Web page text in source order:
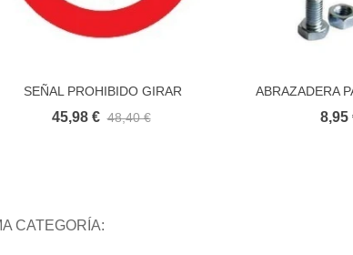
Añadir al carrito
SEÑAL PROHIBIDO GIRAR
IZQUIERDA
45,98 € 48,40 €
Añadir
ABRAZADERA
8,95
CATEGORÍA: